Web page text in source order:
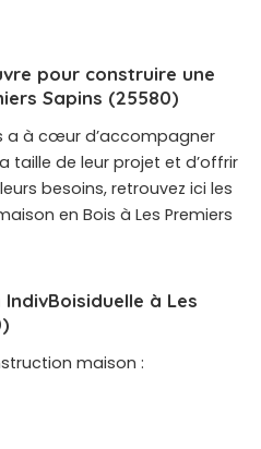
pour construire une
Sapins (25580)
a à cœur d’accompagner
taille de leur projet et d’offrir
besoins, retrouvez ici les
en Bois à Les Premiers
à Les
maison :